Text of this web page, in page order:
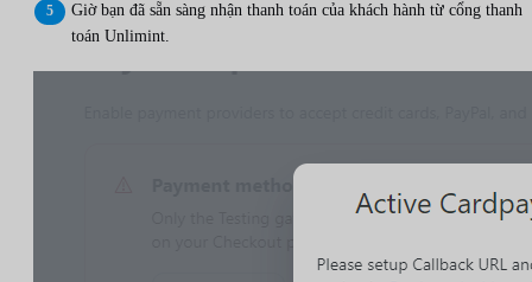
Giờ bạn đã sẵn sàng nhận thanh toán của khách hành từ cổng thanh
toán Unlimint.